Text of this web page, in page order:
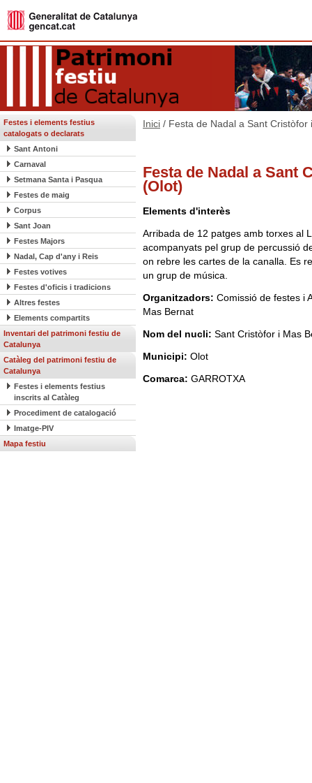
Festes i elements festius
catalogats o declarats
Sant Antoni
Carnaval
Setmana Santa i Pasqua
Festes de maig
Corpus
Sant Joan
Festes Majors
Nadal, Cap d'any i Reis
Festes votives
Festes d'oficis i tradicions
Altres festes
Elements compartits
Inventari del patrimoni festiu de
Catalunya
Catàleg del patrimoni festiu de
Catalunya
Festes i elements festius
inscrits al Catàleg
Procediment de catalogació
Imatge-PIV
Mapa festiu
Inici / Festa de Nadal a Sant Cristòfor
Festa de Nadal a Sant
(Olot)
Elements d'interès
Arribada de 12 patges amb torxes al
acompanyats pel grup de percussió
on rebre les cartes de la canalla. Es
un grup de música.
Organitzadors: Comissió de festes i
Mas Bernat
Nom del nucli: Sant Cristòfor i Mas
Municipi: Olot
Comarca: GARROTXA